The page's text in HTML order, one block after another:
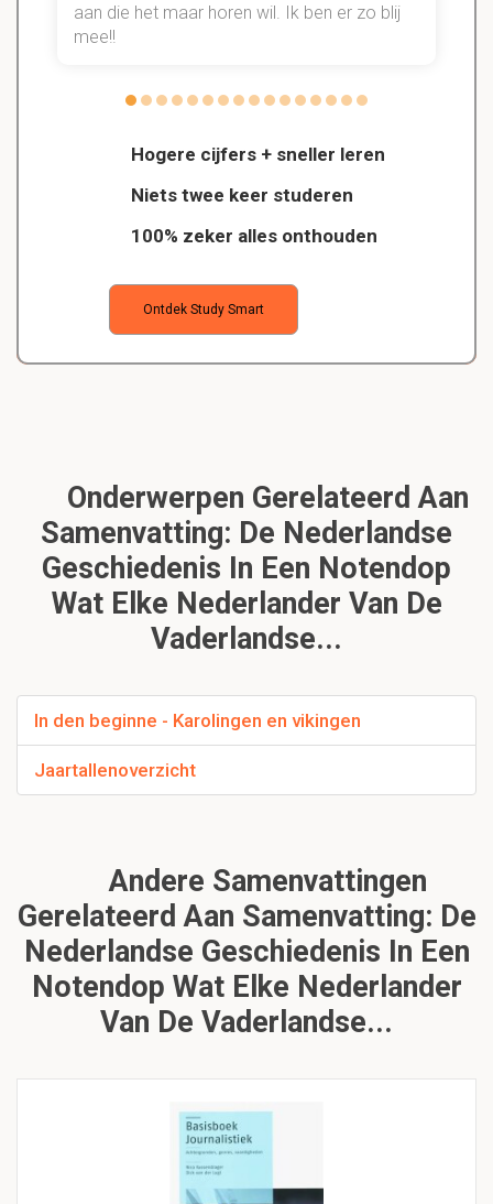
Hogere cijfers + sneller leren
Niets twee keer studeren
100% zeker alles onthouden
Ontdek Study Smart
aan die het maar horen wil. Ik ben er zo blij
mee!!
Onderwerpen Gerelateerd Aan
Samenvatting: De Nederlandse
Geschiedenis In Een Notendop
Wat Elke Nederlander Van De
Vaderlandse...
In den beginne - Karolingen en vikingen
Jaartallenoverzicht
Andere Samenvattingen
Gerelateerd Aan Samenvatting: De
Nederlandse Geschiedenis In Een
Notendop Wat Elke Nederlander
Van De Vaderlandse...